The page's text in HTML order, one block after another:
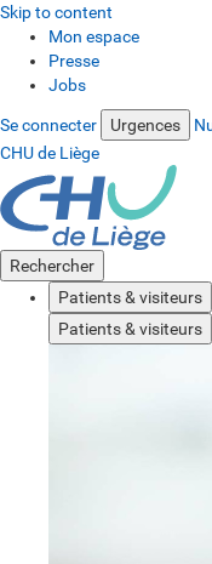
Skip to content
Mon espace
Presse
Jobs
Se connecter Urgences
CHU de Liège
Rechercher
Patients & visiteurs
Patients & visiteurs